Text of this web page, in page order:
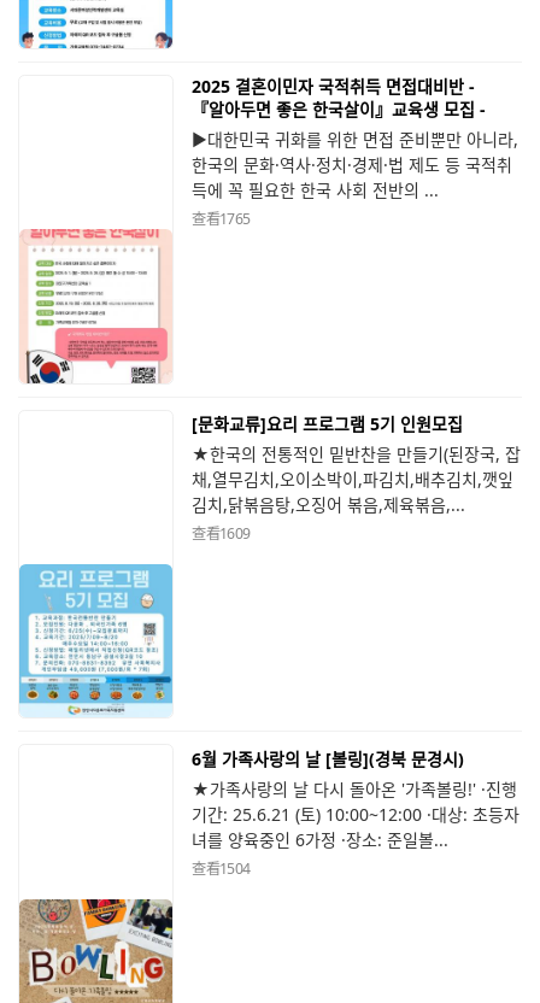
2025 결혼이민자 국적취득 면접대비반 -
『알아두면 좋은 한국살이』교육생 모집 -
▶대한민국 귀화를 위한 면접 준비뿐만 아니라,
한국의 문화·역사·정치·경제·법 제도 등 국적취
득에 꼭 필요한 한국 사회 전반의 ...
查看1765
[문화교류]요리 프로그램 5기 인원모집
★한국의 전통적인 밑반찬을 만들기(된장국, 잡
채,열무김치,오이소박이,파김치,배추김치,깻잎
김치,닭볶음탕,오징어 볶음,제육볶음,...
查看1609
6월 가족사랑의 날 [볼링](경북 문경시)
★가족사랑의 날 다시 돌아온 '가족볼링!' ·진행
기간: 25.6.21 (토) 10:00~12:00 ·대상: 초등자
녀를 양육중인 6가정 ·장소: 준일볼...
查看1504